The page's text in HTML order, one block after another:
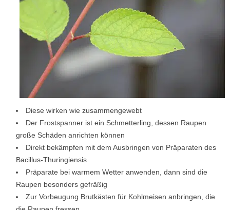
Diese wirken wie zusammengewebt
Der Frostspanner ist ein Schmetterling, dessen Raupen
große Schäden anrichten können
Direkt bekämpfen mit dem Ausbringen von Präparaten des
Bacillus-Thuringiensis
Präparate bei warmem Wetter anwenden, dann sind die
Raupen besonders gefräßig
Zur Vorbeugung Brutkästen für Kohlmeisen anbringen, die